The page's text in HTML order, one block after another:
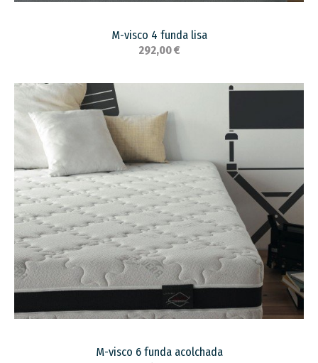
M-visco 4 funda lisa
292,00 €
M-visco 6 funda acolchada